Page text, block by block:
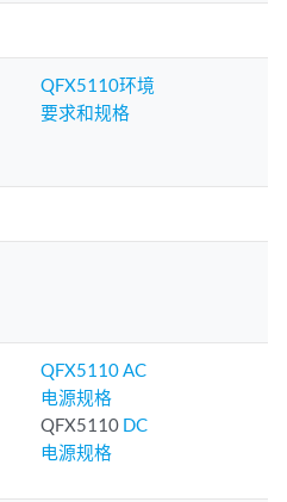
QFX5110环境
要求和规格
QFX5110 AC
电源规格
QFX5110 DC
电源规格